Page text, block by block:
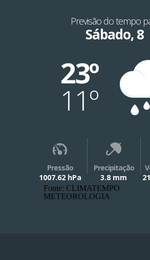
Previsão do tempo
Sábado, 8
23º
11º
Pressão
1007.62 hPa
Precipitação
3.8 mm
Fonte: CLIMATEMPO
METEOROLOGIA